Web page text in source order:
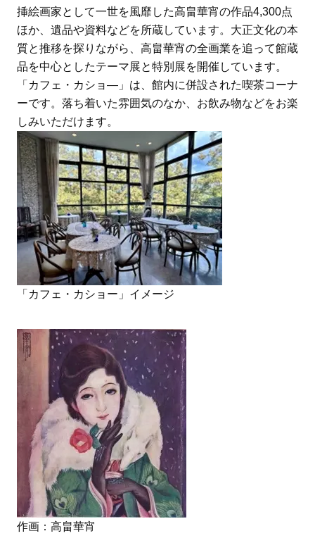
挿絵画家として一世を風靡した高畠華宵の作品4,300点
ほか、遺品や資料などを所蔵しています。大正文化の本
質と推移を探りながら、高畠華宵の全画業を追って館蔵
品を中心としたテーマ展と特別展を開催しています。
「カフェ・カショ―」は、館内に併設された喫茶コーナ
ーです。落ち着いた雰囲気のなか、お飲み物などをお楽
しみいただけます。
「カフェ・カショー」イメージ
作画：高畠華宵